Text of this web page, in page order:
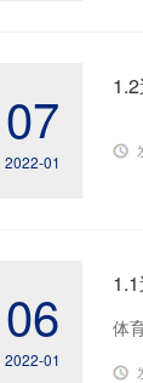
07
2022-01
06
2022-01
体